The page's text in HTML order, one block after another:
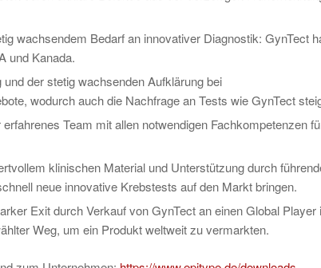
wachsendem Bedarf an innovativer Diagnostik: GynTect
und Kanada.
der stetig wachsenden Aufklärung bei
wodurch auch die Nachfrage an Tests wie GynTect
Team mit allen notwendigen Fachkompetenzen
klinischen Material und Unterstützung durch
neue innovative Krebstests auf den Markt bringen.
Exit durch Verkauf von GynTect an einen Global Player
Weg, um ein Produkt weltweit zu vermarkten.